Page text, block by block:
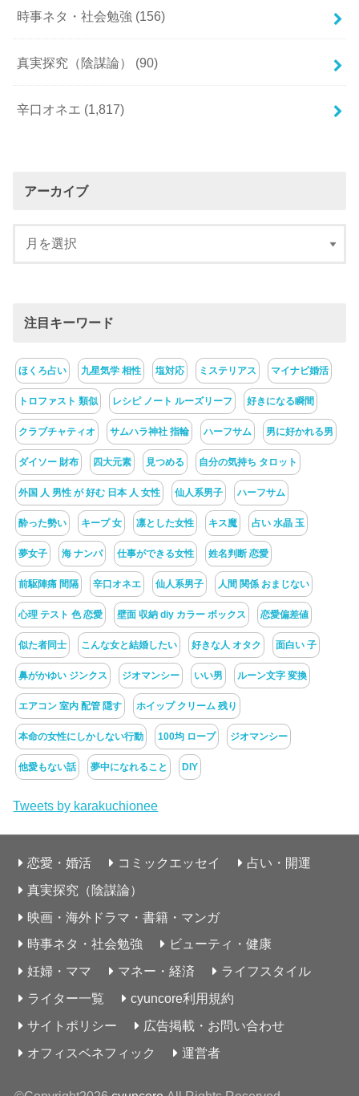
時事ネタ・社会勉強 (156)
真実探究（陰謀論） (90)
辛口オネエ (1,817)
アーカイブ
注目キーワード
ほくろ占い 九星気学 相性 塩対応 ミステリアス マイナビ婚活
トロファスト 類似 レシピ ノート ルーズリーフ 好きになる瞬間
クラブチャティオ サムハラ神社 指輪 ハーフサム 男に好かれる男
ダイソー 財布 四大元素 見つめる 自分の気持ち タロット
外国 人 男性 が 好む 日本 人 女性 仙人系男子 ハーフサム
酔った勢い キープ 女 凛とした女性 キス魔 占い 水晶 玉
夢女子 海 ナンパ 仕事ができる女性 姓名判断 恋愛
前駆陣痛 間隔 辛口オネエ 仙人系男子 人間 関係 おまじない
心理 テスト 色 恋愛 壁面 収納 diy カラー ボックス 恋愛偏差値
似た者同士 こんな女と結婚したい 好きな人 オタク 面白い 子
鼻がかゆい ジンクス ジオマンシー いい男 ルーン文字 変換
エアコン 室内 配管 隠す ホイップ クリーム 残り
本命の女性にしかしない行動 100均 ロープ ジオマンシー
他愛もない話 夢中になれること DIY
Tweets by karakuchionee
恋愛・婚活 コミックエッセイ
占い・開運
真実探究（陰謀論）
映画・海外ドラマ・書籍・マンガ
時事ネタ・社会勉強
ビューティ・健康
妊婦・ママ
マネー・経済
ライフスタイル
ライター一覧
cyuncore利用規約
サイトポリシー
広告掲載・お問い合わせ
オフィスベネフィック
運営者